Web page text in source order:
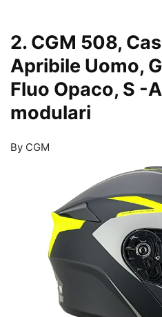
2. CGM 508,
Apribile Uomo,
Fluo Opaco, S -
modulari
By CGM